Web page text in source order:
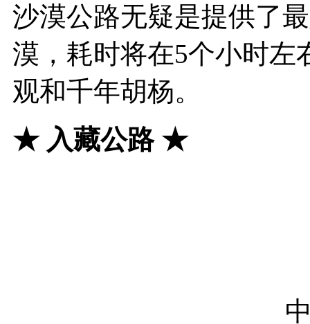
沙漠公路无疑是提供了
漠，耗时将在5个小时左
观和千年胡杨。
★ 入藏公路 ★